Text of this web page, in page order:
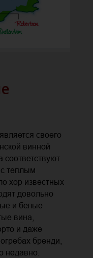
своего
винной
теплым
хор известных
довольно
и белые
вина,
и даже
бренди,
недавно.